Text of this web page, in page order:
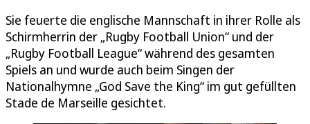
Sie feuerte die englische Mannschaft in ihrer Rolle als
Schirmherrin der „Rugby Football Union“ und der
„Rugby Football League“ während des gesamten
Spiels an und wurde auch beim Singen der
Nationalhymne „God Save the King“ im gut gefüllten
Stade de Marseille gesichtet.